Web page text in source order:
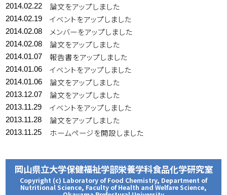
2014.02.22 論文をアップしました
2014.02.19 イベントをアップしました
2014.02.08 メンバーをアップしました
2014.02.08 論文をアップしました
2014.01.07 報告書をアップしました
2014.01.06 イベントをアップしました
2014.01.06 論文をアップしました
2013.12.07 論文をアップしました
2013.11.29 イベントをアップしました
2013.11.28 論文をアップしました
2013.11.25 ホームページを開設しました
岡山県立大学保健福祉学部栄養学科食品化学研究室
Copyright (c) Laboratory of Food Chemistry, Department of
Nutritional Science, Faculty of Health and Welfare Science,